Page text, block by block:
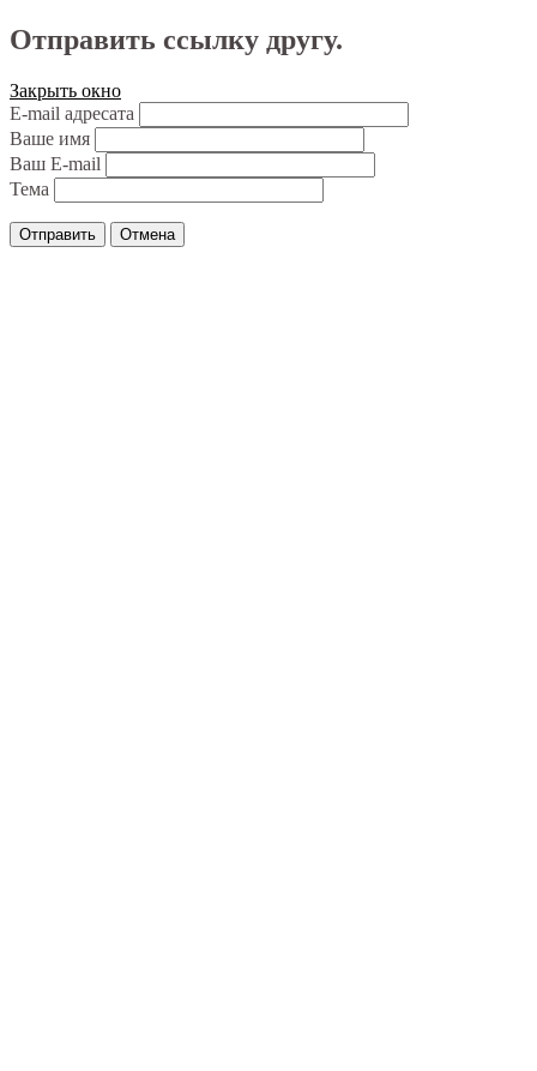
Отправить ссылку другу.
Закрыть окно
E-mail адресата
Ваше имя
Ваш E-mail
Тема
Отправить Отмена